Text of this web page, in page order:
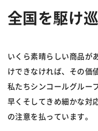
全国を駆け
いくら素晴らしい商品が
けできなければ、その価
私たちシンコールグルー
早くそしてきめ細かな対
の注意を払っています。